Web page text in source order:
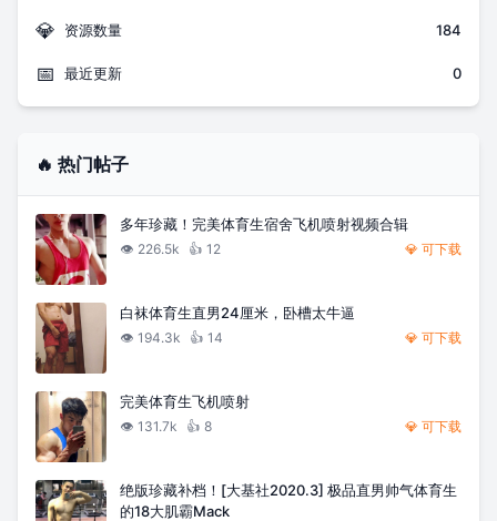
💎 资源数量 184
📅 最近更新 0
🔥 热门帖子
多年珍藏！完美体育生宿舍飞机喷射视频合辑
👁️ 226.5k 👍 12 💎 可下载
白袜体育生直男24厘米，卧槽太牛逼
👁️ 194.3k 👍 14 💎 可下载
完美体育生飞机喷射
👁️ 131.7k 👍 8 💎 可下载
绝版珍藏补档！[大基社2020.3] 极品直男帅气体育生
的18大肌霸Mack